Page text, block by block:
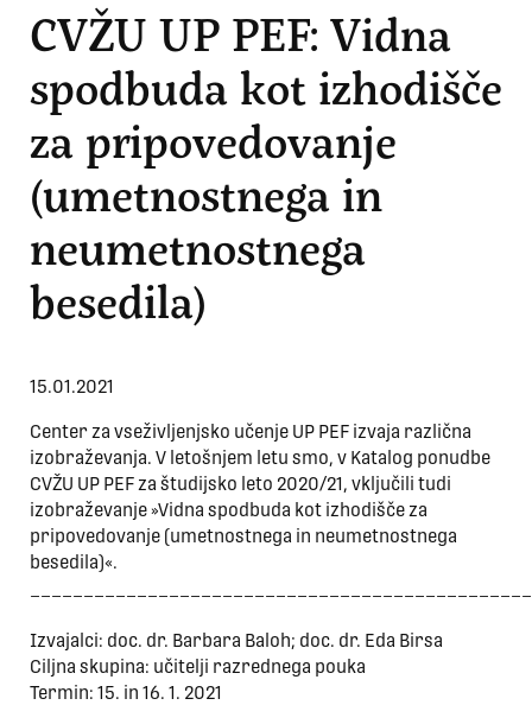
CVŽU UP PEF: Vidna
spodbuda kot izhodišče
za pripovedovanje
(umetnostnega in
neumetnostnega
besedila)
15.01.2021
Center za vseživljenjsko učenje UP PEF izvaja različna
izobraževanja. V letošnjem letu smo, v Katalog ponudbe
CVŽU UP PEF za študijsko leto 2020/21, vključili tudi
izobraževanje »Vidna spodbuda kot izhodišče za
pripovedovanje (umetnostnega in neumetnostnega
besedila)«.
Izvajalci: doc. dr. Barbara Baloh; doc. dr. Eda Birsa
Ciljna skupina: učitelji razrednega pouka
Termin: 15. in 16. 1. 2021